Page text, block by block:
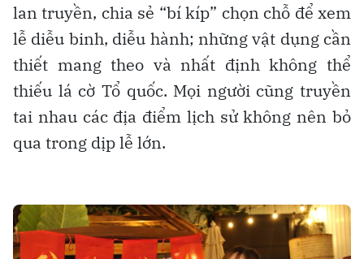
lan truyền, chia sẻ “bí kíp” chọn chỗ để xem
lễ diễu binh, diễu hành; những vật dụng cần
thiết mang theo và nhất định không thể
thiếu lá cờ Tổ quốc. Mọi người cũng truyền
tai nhau các địa điểm lịch sử không nên bỏ
qua trong dịp lễ lớn.